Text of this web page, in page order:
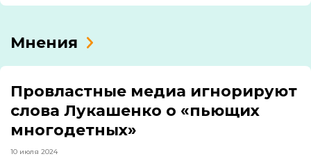
Мнения
Провластные медиа игнорируют
слова Лукашенко о «пьющих
многодетных»
10 июля 2024